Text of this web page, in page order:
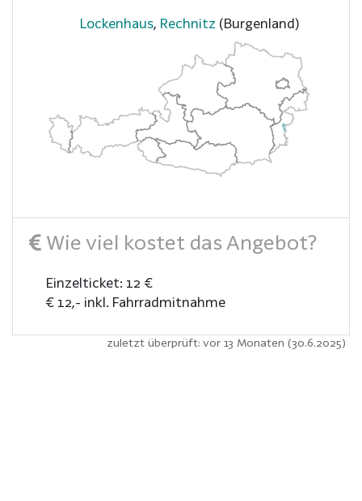
Lockenhaus, Rechnitz (Burgenland)
Wie viel kostet das Angebot?
Einzelticket: 12 €
€ 12,- inkl. Fahrradmitnahme
zuletzt überprüft: vor 13 Monaten (30.6.2025)